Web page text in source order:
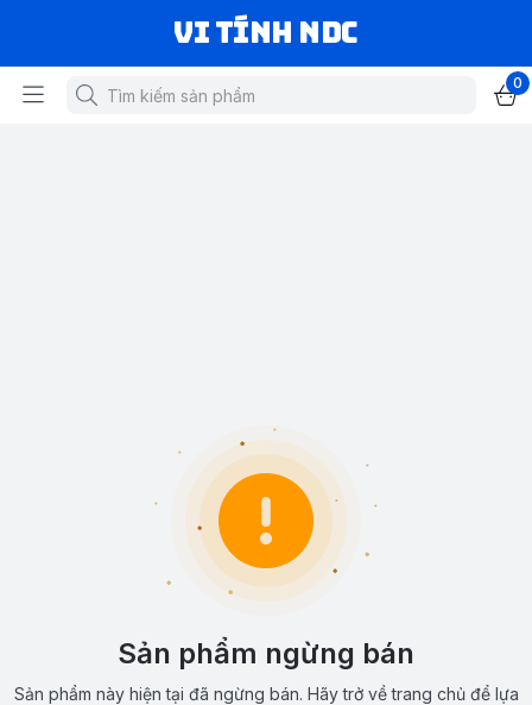
VI TÍNH NDC
0
Sản phẩm ngừng bán
Sản phẩm này hiện tại đã ngừng bán. Hãy trở về trang chủ để lựa